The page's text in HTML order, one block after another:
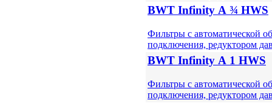
BWT Infinity А ¾ HWS
Фильтры с автоматической
подключения, редуктором
BWT Infinity А 1 HWS
Фильтры с автоматической
подключения, редуктором